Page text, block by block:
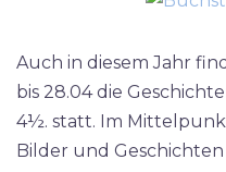
Auch in diesem Jahr
bis 28.04 die
4½. statt. Im
Bilder und